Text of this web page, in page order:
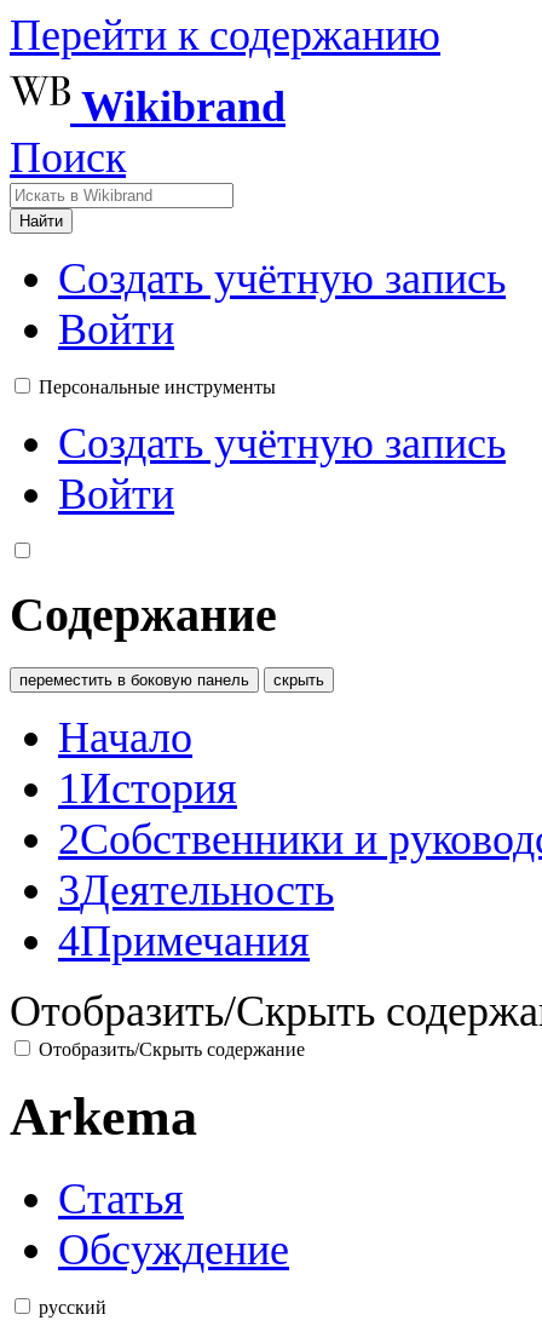
Перейти к содержанию
Wikibrand
Поиск
Найти
Создать учётную запись
Войти
Персональные инструменты
Создать учётную запись
Войти
Содержание
переместить в боковую панель скрыть
Начало
1История
2Собственники и
3Деятельность
4Примечания
Отобразить/Скрыть
Отобразить/Скрыть содержание
Arkema
Статья
Обсуждение
русский